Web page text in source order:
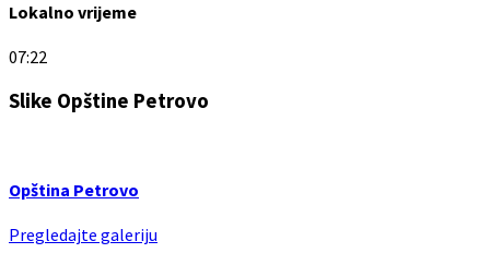
Lokalno vrijeme
07:22
Slike Opštine Petrovo
Opština Petrovo
Pregledajte galeriju